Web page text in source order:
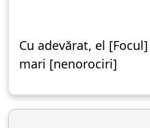
Cu adevărat, el
mari [nenorociri]